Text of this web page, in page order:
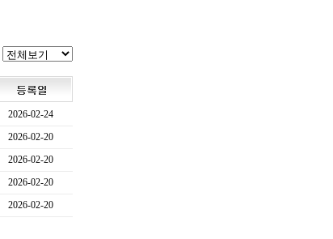
2026-02-24
2026-02-20
2026-02-20
2026-02-20
2026-02-20